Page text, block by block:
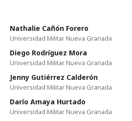
Nathalie Cañón Forero
Universidad Militar Nueva Granada
Diego Rodríguez Mora
Universidad Militar Nueva Granada
Jenny Gutiérrez Calderón
Universidad Militar Nueva Granada
Darío Amaya Hurtado
Universidad Militar Nueva Granada